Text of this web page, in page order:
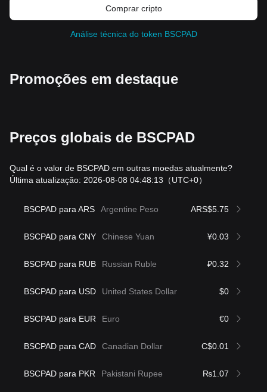
Comprar cripto
Análise técnica do token BSCPAD
Promoções em destaque
Preços globais de BSCPAD
Qual é o valor de BSCPAD em outras moedas atualmente?
Última atualização: 2026-08-08 04:48:13 （UTC+0）
BSCPAD para ARS Argentine Peso ARS$5.75
BSCPAD para CNY Chinese Yuan ¥0.03
BSCPAD para RUB Russian Ruble ₽0.32
BSCPAD para USD United States Dollar $0
BSCPAD para EUR Euro €0
BSCPAD para CAD Canadian Dollar C$0.01
BSCPAD para PKR Pakistani Rupee ₨1.07